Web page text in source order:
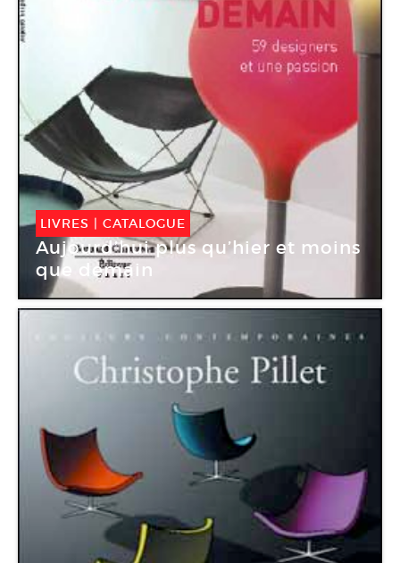
LIVRES | CATALOGUE
Aujourd’hui plus qu’hier et moins
que demain